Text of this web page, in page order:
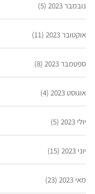
נובמבר 2023 (5)
אוקטובר 2023 (11)
ספטמבר 2023 (8)
אוגוסט 2023 (4)
יולי 2023 (5)
יוני 2023 (15)
מאי 2023 (23)